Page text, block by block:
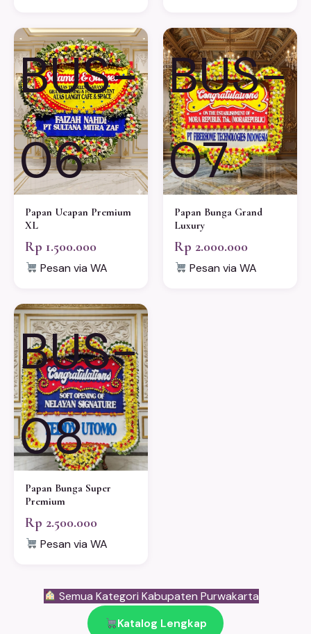
BUS-
06
Papan Ucapan Premium
XL
Rp 1.500.000
Pesan via WA
BUS-
07
Papan Bunga Grand
Luxury
Rp 2.000.000
Pesan via WA
BUS-
08
Papan Bunga Super
Premium
Rp 2.500.000
Pesan via WA
Semua Kategori Kabupaten Purwakarta
Katalog Lengkap